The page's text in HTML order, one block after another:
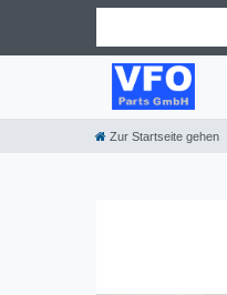
Zur Startseite gehen